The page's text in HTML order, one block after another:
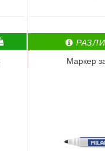
Маркер